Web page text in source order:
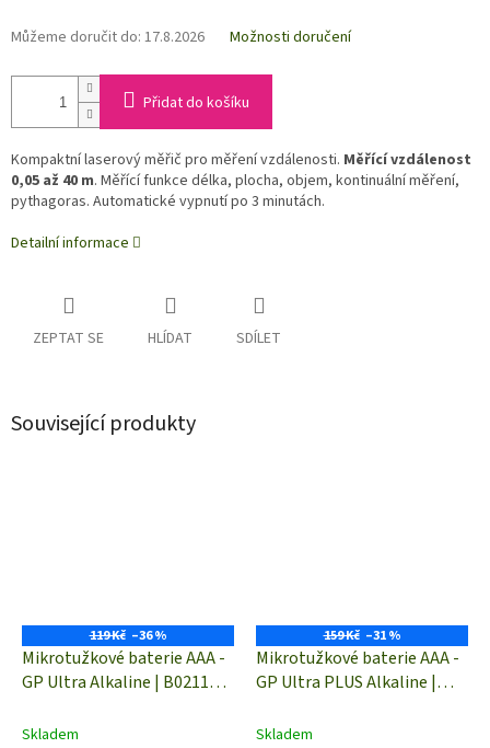
Můžeme doručit do: 17.8.2026 Možnosti doručení
Přidat do košíku
Kompaktní laserový měřič pro měření vzdálenosti. Měřící vzdálenost
0,05 až 40 m. Měřící funkce délka, plocha, objem, kontinuální měření,
pythagoras. Automatické vypnutí po 3 minutách.
Detailní informace
ZEPTAT SE HLÍDAT SDÍLET
Související produkty
119 Kč –36 %
Mikrotužkové baterie AAA -
GP Ultra Alkaline | B02114 |
Skladem
159 Kč –31 %
Mikrotužkové baterie AAA -
GP Ultra PLUS Alkaline |
Skladem